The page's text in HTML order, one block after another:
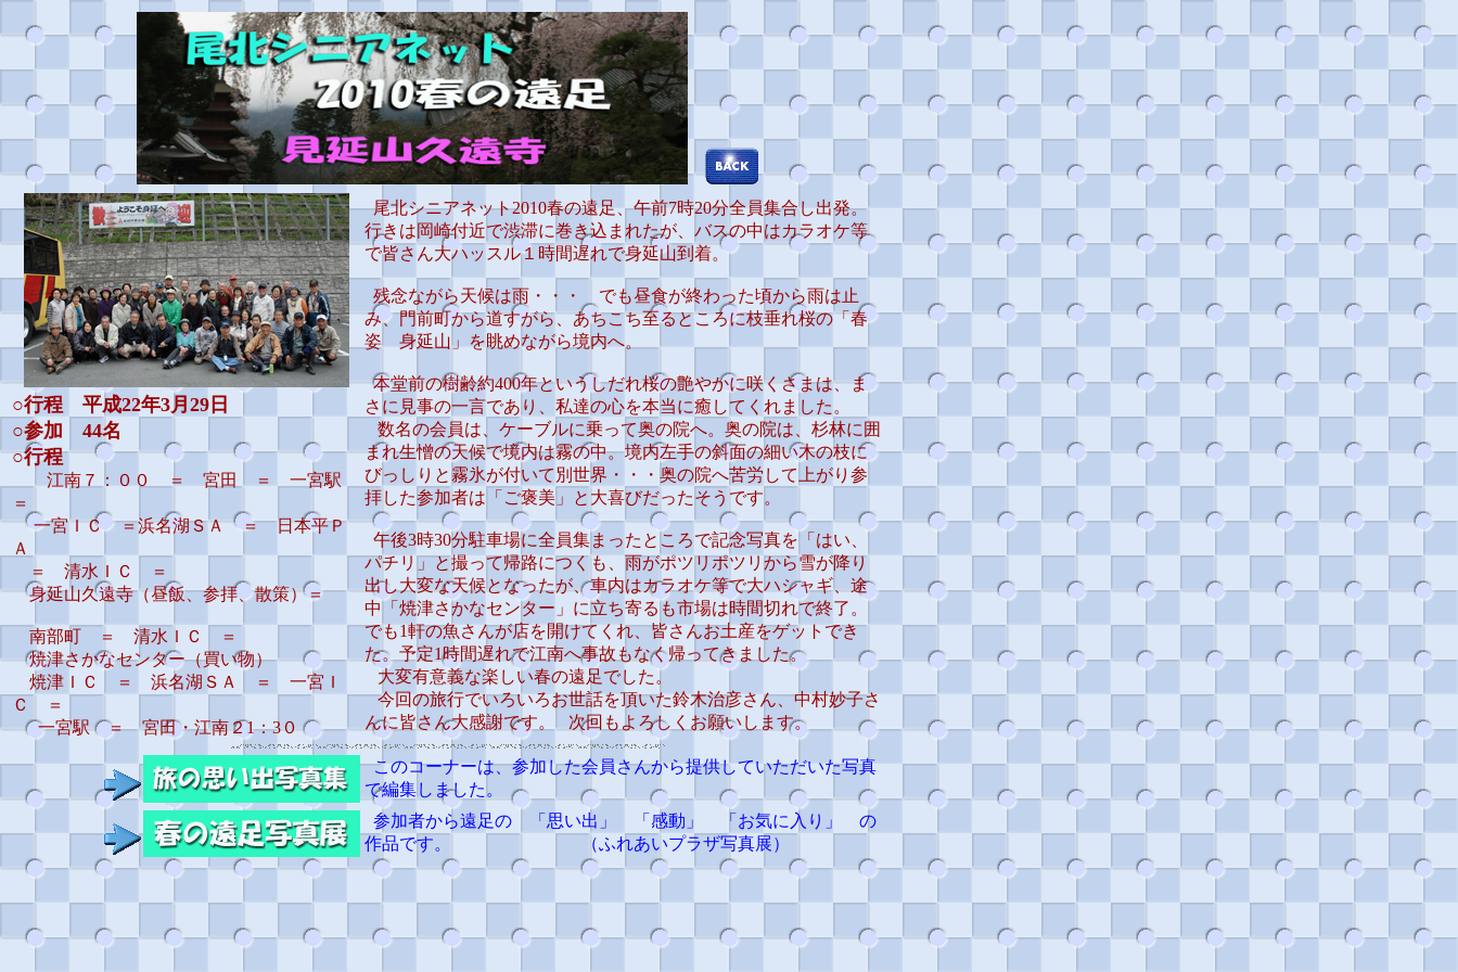
尾北シニアネット2010春の遠足、午前7時20分全員集合し出発。
行きは岡崎付近で渋滞に巻き込まれたが、バスの中はカラオケ等
で皆さん大ハッスル１時間遅れで身延山到着。
残念ながら天候は雨・・・ でも昼食が終わった頃から雨は止
み、門前町から道すがら、あちこち至るところに枝垂れ桜の「春
姿 身延山」を眺めながら境内へ。
本堂前の樹齢約400年というしだれ桜の艶やかに咲くさまは、ま
さに見事の一言であり、私達の心を本当に癒してくれました。
数名の会員は、ケーブルに乗って奥の院へ。奥の院は、杉林に囲
まれ生憎の天候で境内は霧の中。境内左手の斜面の細い木の枝に
びっしりと霧氷が付いて別世界・・・奥の院へ苦労して上がり参
拝した参加者は「ご褒美」と大喜びだったそうです。
午後3時30分駐車場に全員集まったところで記念写真を「はい、
パチリ」と撮って帰路につくも、雨がポツリポツリから雪が降り
出し大変な天候となったが、車内はカラオケ等で大ハシャギ、途
中「焼津さかなセンター」に立ち寄るも市場は時間切れで終了。
でも1軒の魚さんが店を開けてくれ、皆さんお土産をゲットでき
た。予定1時間遅れで江南へ事故もなく帰ってきました。
大変有意義な楽しい春の遠足でした。
今回の旅行でいろいろお世話を頂いた鈴木治彦さん、中村妙子さ
んに皆さん大感謝です。 次回もよろしくお願いします。
○行程 平成22年3月29日
○参加 44名
○行程
江南７：００ ＝ 宮田 ＝ 一宮駅
＝
一宮ＩＣ ＝浜名湖ＳＡ ＝ 日本平Ｐ
Ａ
＝ 清水ＩＣ ＝
身延山久遠寺（昼飯、参拝、散策）＝
南部町 ＝ 清水ＩＣ ＝
焼津さかなセンター（買い物）
焼津ＩＣ ＝ 浜名湖ＳＡ ＝ 一宮Ｉ
Ｃ ＝
一宮駅 ＝ 宮田・江南２1：3０
このコーナーは、参加した会員さんから提供していただいた写真
で編集しました。
参加者から遠足の 「思い出」 「感動」 「お気に入り」 の
作品です。 （ふれあいプラザ写真展）